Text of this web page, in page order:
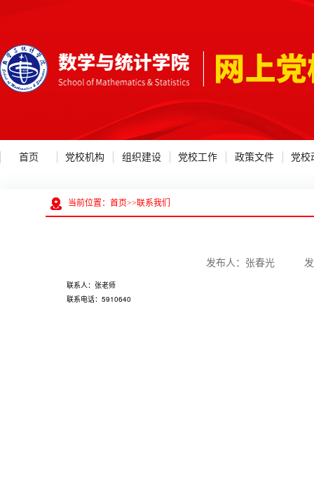
首页 党校机构 组织建设 党校工作 政策文件 党校
当前位置： 首页>>联系我们
发布人：张春光 发
联系人：张老师
联系电话：5910640